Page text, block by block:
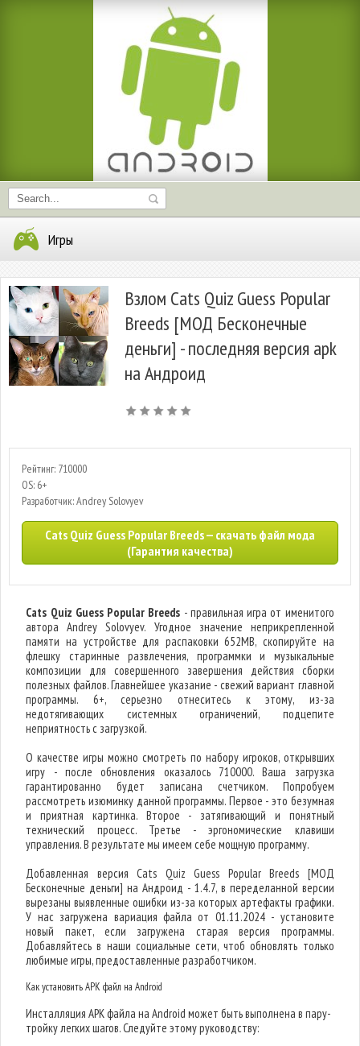
Игры
Взлом Cats Quiz Guess Popular
Breeds [МОД Бесконечные
деньги] - последняя версия apk
на Андроид
Рейтинг: 710000
OS: 6+
Разработчик: Andrey Solovyev
Cats Quiz Guess Popular Breeds — скачать файл мода
(Гарантия качества)
Cats Quiz Guess Popular Breeds - правильная игра от именитого
автора Andrey Solovyev. Угодное значение неприкрепленной
памяти на устройстве для распаковки 652MB, скопируйте на
флешку старинные развлечения, программки и музыкальные
композиции для совершенного завершения действия сборки
полезных файлов. Главнейшее указание - свежий вариант главной
программы. 6+, серьезно отнеситесь к этому, из-за
недотягивающих системных ограничений, подцепите
неприятность с загрузкой.
О качестве игры можно смотреть по набору игроков, открывших
игру - после обновления оказалось 710000. Ваша загрузка
гарантированно будет записана счетчиком. Попробуем
рассмотреть изюминку данной программы. Первое - это безумная
и приятная картинка. Второе - затягивающий и понятный
технический процесс. Третье - эргономические клавиши
управления. В результате мы имеем себе мощную программу.
Добавленная версия Cats Quiz Guess Popular Breeds [МОД
Бесконечные деньги] на Андроид - 1.4.7, в переделанной версии
вырезаны выявленные ошибки из-за которых артефакты графики.
У нас загружена вариация файла от 01.11.2024 - установите
новый пакет, если загружена старая версия программы.
Добавляйтесь в наши социальные сети, чтоб обновлять только
любимые игры, предоставленные разработчиком.
Как установить APK файл на Android
Инсталляция APK файла на Android может быть выполнена в пару-
тройку легких шагов. Следуйте этому руководству: